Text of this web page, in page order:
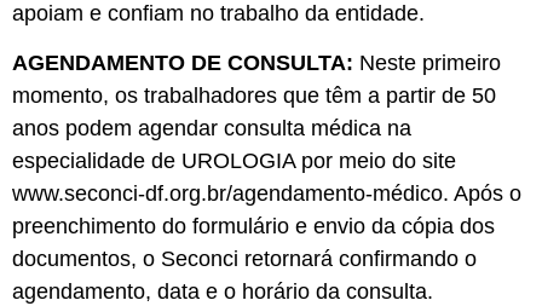
apoiam e confiam no trabalho da entidade.
AGENDAMENTO DE CONSULTA: Neste primeiro
momento, os trabalhadores que têm a partir de 50
anos podem agendar consulta médica na
especialidade de UROLOGIA por meio do site
www.seconci-df.org.br/agendamento-médico. Após o
preenchimento do formulário e envio da cópia dos
documentos, o Seconci retornará confirmando o
agendamento, data e o horário da consulta.